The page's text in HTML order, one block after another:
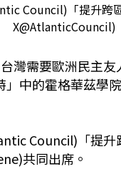
Council)「提升跨
X@AtlanticCouncil)
灣需要歐洲民主
中的霍格華茲學
Council)「提
共同出席。